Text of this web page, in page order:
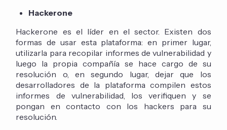
Hackerone
Hackerone es el líder en el sector. Existen dos
formas de usar esta plataforma: en primer lugar,
utilizarla para recopilar informes de vulnerabilidad y
luego la propia compañía se hace cargo de su
resolución o, en segundo lugar, dejar que los
desarrolladores de la plataforma compilen estos
informes de vulnerabilidad, los verifiquen y se
pongan en contacto con los hackers para su
resolución.